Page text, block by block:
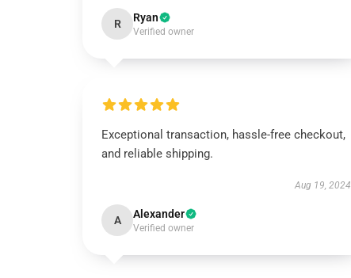
R Ryan
Verified owner
Exceptional transaction, hassle-free checkout,
and reliable shipping.
Aug 19, 2024
A Alexander
Verified owner